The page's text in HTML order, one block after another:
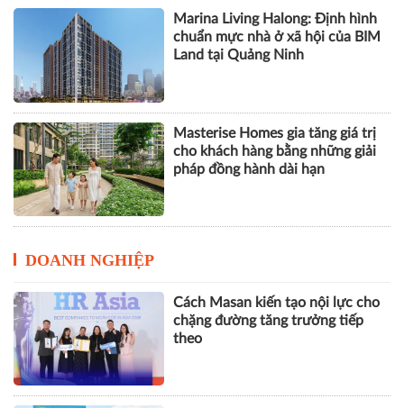
Marina Living Halong: Định hình
chuẩn mực nhà ở xã hội của BIM
Land tại Quảng Ninh
Masterise Homes gia tăng giá trị
cho khách hàng bằng những giải
pháp đồng hành dài hạn
DOANH NGHIỆP
Cách Masan kiến tạo nội lực cho
chặng đường tăng trưởng tiếp
theo